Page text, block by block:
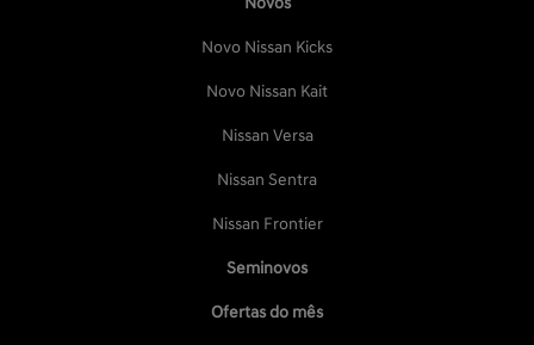
Novo Nissan Kicks
Novo Nissan Kait
Nissan Versa
Nissan Sentra
Nissan Frontier
Seminovos
Ofertas do mês